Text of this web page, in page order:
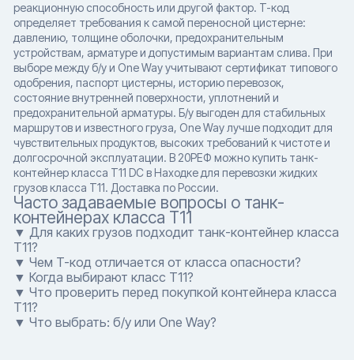
реакционную способность или другой фактор. T-код
определяет требования к самой переносной цистерне:
давлению, толщине оболочки, предохранительным
устройствам, арматуре и допустимым вариантам слива. При
выборе между б/у и One Way учитывают сертификат типового
одобрения, паспорт цистерны, историю перевозок,
состояние внутренней поверхности, уплотнений и
предохранительной арматуры. Б/у выгоден для стабильных
маршрутов и известного груза, One Way лучше подходит для
чувствительных продуктов, высоких требований к чистоте и
долгосрочной эксплуатации. В 20РЕФ можно купить танк-
контейнер класса T11 DC в Находке для перевозки жидких
грузов класса T11. Доставка по России.
Часто задаваемые вопросы о танк-
контейнерах класса T11
▼ Для каких грузов подходит танк-контейнер класса
T11?
▼ Чем T-код отличается от класса опасности?
▼ Когда выбирают класс T11?
▼ Что проверить перед покупкой контейнера класса
T11?
▼ Что выбрать: б/у или One Way?